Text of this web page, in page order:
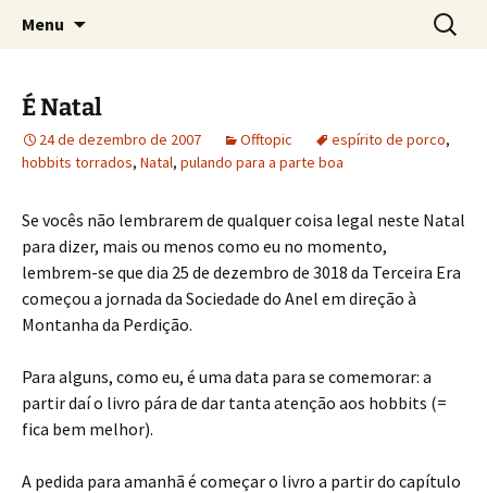
Tolkien e o Élfico
Sobre as línguas d'O Senhor dos Anéis
Menu
por:
É Natal
24 de dezembro de 2007 Offtopic espírito de porco,
hobbits torrados, Natal, pulando para a parte boa
Se vocês não lembrarem de qualquer coisa legal neste Natal
para dizer, mais ou menos como eu no momento,
lembrem-se que dia 25 de dezembro de 3018 da Terceira Era
começou a jornada da Sociedade do Anel em direção à
Montanha da Perdição.
Para alguns, como eu, é uma data para se comemorar: a
partir daí o livro pára de dar tanta atenção aos hobbits (=
fica bem melhor).
A pedida para amanhã é começar o livro a partir do capítulo